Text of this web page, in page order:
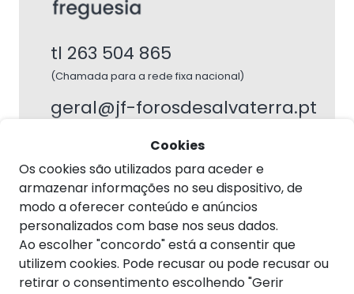
tl 263 504 865
(Chamada para a rede fixa nacional)
geral@jf-forosdesalvaterra.pt
legais
Política de privacidade
Livro de Reclamações
Cookies
Os cookies são utilizados para aceder e
armazenar informações no seu dispositivo, de
modo a oferecer conteúdo e anúncios
personalizados com base nos seus dados.
Ao escolher "concordo" está a consentir que
utilizem cookies. Pode recusar ou pode recusar ou
retirar o consentimento escolhendo "Gerir